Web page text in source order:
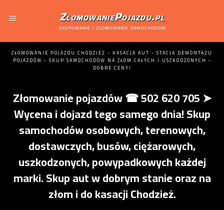
ZlomowaniePojazdu.pl
skupowanie i złomowanie samochodów
ZŁOMOWANIE POJAZDU CHODZIEŻ - KASACJA AUT - STACJA DEMONTAŻU
POJAZDÓW - SKUP SAMOCHODÓW NA ZŁOM CAŁYCH I USZKODZONYCH -
DOBRE CENY!
Złomowanie pojazdów ☎ 502 620 705 ➤
Wycena i dojazd tego samego dnia! Skup
samochodów osobowych, terenowych,
dostawczych, busów, ciężarowych,
uszkodzonych, powypadkowych każdej
marki. Skup aut w dobrym stanie oraz na
złom i do kasacji Chodzież.